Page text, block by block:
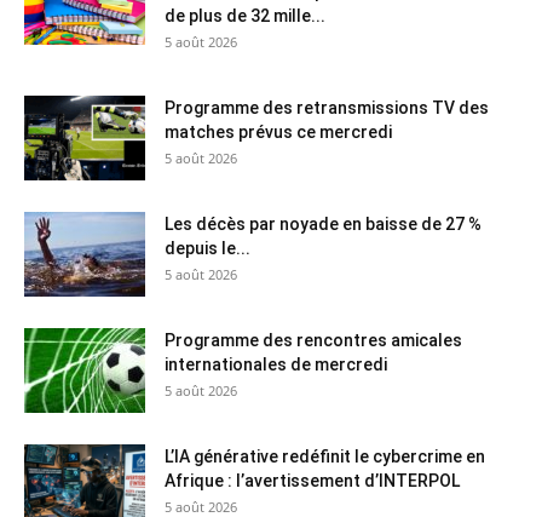
de plus de 32 mille...
5 août 2026
Programme des retransmissions TV des
matches prévus ce mercredi
5 août 2026
Les décès par noyade en baisse de 27 %
depuis le...
5 août 2026
Programme des rencontres amicales
internationales de mercredi
5 août 2026
L’IA générative redéfinit le cybercrime en
Afrique : l’avertissement d’INTERPOL
5 août 2026